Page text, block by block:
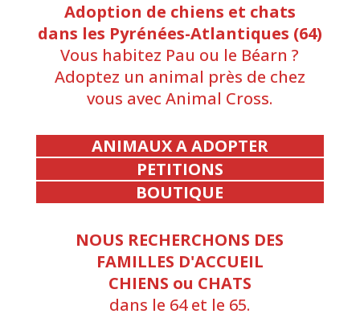
Adoption de chiens et chats
dans les Pyrénées-Atlantiques (64)
Vous habitez Pau ou le Béarn ?
Adoptez un animal près de chez
vous avec Animal Cross.
ANIMAUX A ADOPTER
PETITIONS
BOUTIQUE
NOUS RECHERCHONS DES
FAMILLES D'ACCUEIL
CHIENS ou CHATS
dans le 64 et le 65.